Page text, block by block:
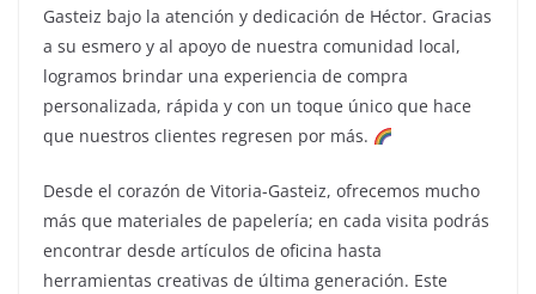
Gasteiz bajo la atención y dedicación de Héctor. Gracias
a su esmero y al apoyo de nuestra comunidad local,
logramos brindar una experiencia de compra
personalizada, rápida y con un toque único que hace
que nuestros clientes regresen por más.
Desde el corazón de Vitoria-Gasteiz, ofrecemos mucho
más que materiales de papelería; en cada visita podrás
encontrar desde artículos de oficina hasta
herramientas creativas de última generación. Este